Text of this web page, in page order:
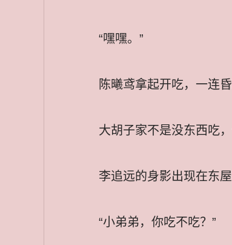
“嘿嘿。”
陈曦鸢拿起开吃，一连
大胡子家不是没东西吃
李追远的身影出现在东屋
“小弟弟，你吃不吃？”